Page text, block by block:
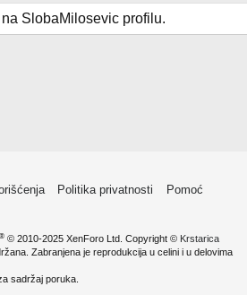
SlobaMilosevic profilu.
Politika privatnosti
Pomoć
® © 2010-2025 XenForo Ltd. Copyright © Krstarica
Zabranjena je reprodukcija u celini i u delovima
sadržaj poruka.